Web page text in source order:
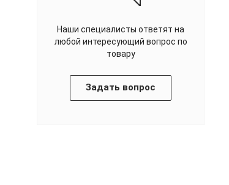
Наши специалисты ответят на
любой интересующий вопрос по
товару
Задать вопрос